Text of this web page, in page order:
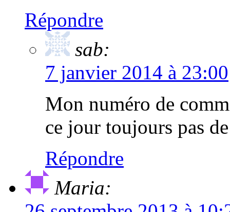
Répondre
sab:
7 janvier 2014 à 23:00
Mon numéro de
ce jour toujours pas
Répondre
Maria: